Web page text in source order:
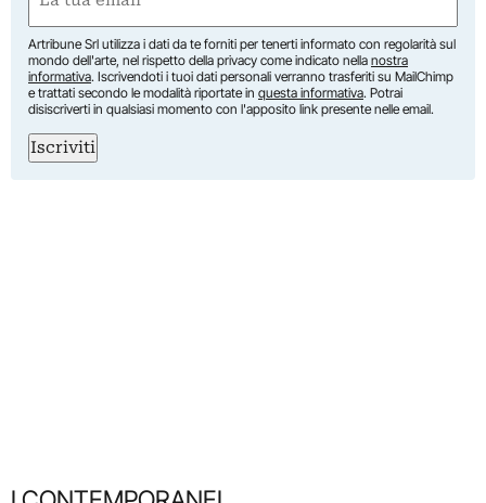
(Obbligatorio)
Artribune Srl utilizza i dati da te forniti per tenerti informato con regolarità sul
mondo dell'arte, nel rispetto della privacy come indicato nella nostra
informativa. Iscrivendoti i tuoi dati personali verranno trasferiti su MailChimp
e trattati secondo le modalità riportate in questa informativa. Potrai
disiscriverti in qualsiasi momento con l'apposito link presente nelle email.
Iscriviti